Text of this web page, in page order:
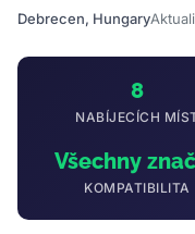
Debrecen, Hungary
8
NABÍJECÍCH
Všechny
KOMPATIBILITA